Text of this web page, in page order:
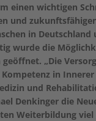
einen wichtigen
und
in Deutschland
wurde die
„Die
in Innerer
und
Denkinger die
Weiterbildung viel